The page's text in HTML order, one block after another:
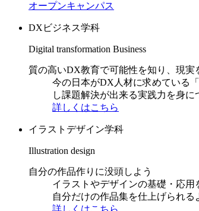
オープンキャンパス
DXビジネス学科
Digital transformation Business
質の高いDX教育で可能性を知り、現実
今の日本がDX人材に求めている
し課題解決が出来る実践力を身に
詳しくはこちら
イラストデザイン学科
Illustration design
自分の作品作りに没頭しよう
イラストやデザインの基礎・応用
自分だけの作品集を仕上げられる
詳しくはこちら